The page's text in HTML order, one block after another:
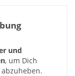
und
, um Dich